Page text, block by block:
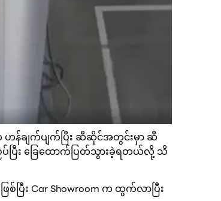
န်ချက်ပျက်ပြီး ဆီဆိုင်အတွင်းမှာ ဆီ
ပြီး ခြေထောက်ပြတ်သွားခဲ့ရတယ်လို့ သိ
း Car Showroom က ထွက်လာပြီး